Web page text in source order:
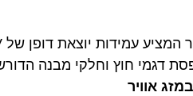
דגמי חוץ וחלקי מבנה
אוויר